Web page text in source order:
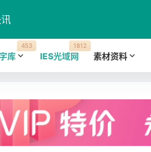
库
453
IES光域网
1812
素材资料